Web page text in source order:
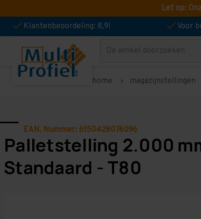
Let op:
Klantenbeoordeling: 8,9!
Voor
Zoeken
home magazijnstellingen
EAN. Nummer: 6150428076096
Palletstelling 2.000
Standaard - T80